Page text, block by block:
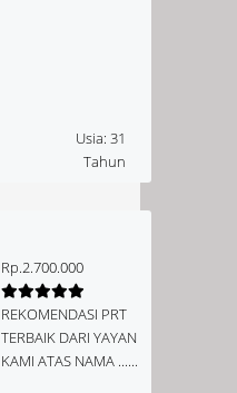
Usia: 31
Tahun
Rp.2.700.000
REKOMENDASI PRT
TERBAIK DARI YAYAN
KAMI ATAS NAMA ......